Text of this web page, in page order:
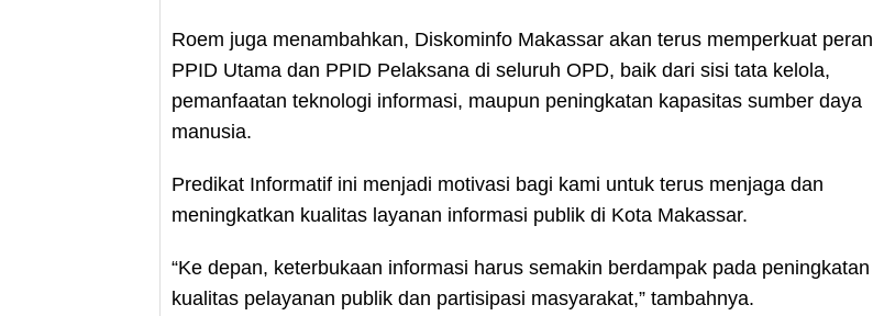
Roem juga menambahkan, Diskominfo Makassar akan terus memperkuat peran
PPID Utama dan PPID Pelaksana di seluruh OPD, baik dari sisi tata kelola,
pemanfaatan teknologi informasi, maupun peningkatan kapasitas sumber daya
manusia.
Predikat Informatif ini menjadi motivasi bagi kami untuk terus menjaga dan
meningkatkan kualitas layanan informasi publik di Kota Makassar.
“Ke depan, keterbukaan informasi harus semakin berdampak pada peningkatan
kualitas pelayanan publik dan partisipasi masyarakat,” tambahnya.